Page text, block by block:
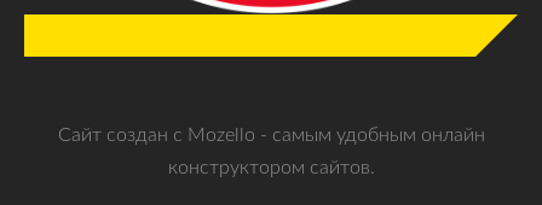
Сайт создан с Mozello - самым удобным онлайн
конструктором сайтов.